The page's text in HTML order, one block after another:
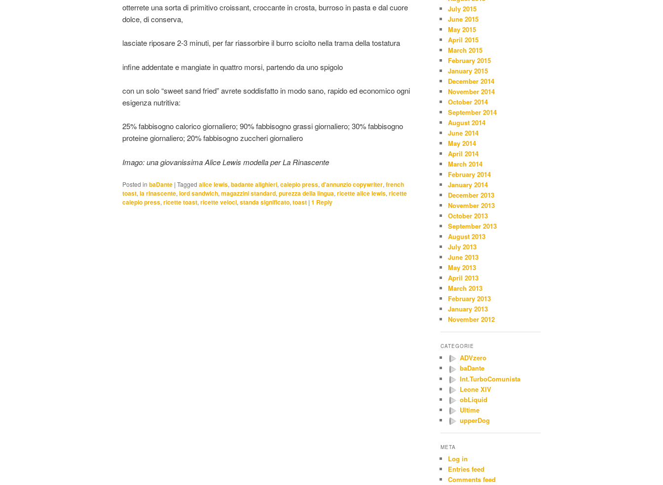
otterrete una sorta di primitivo croissant, croccante in crosta, burroso in pasta e dal cuore
dolce, di conserva,
lasciate riposare 2-3 minuti, per far riassorbire il burro sciolto nella trama della tostatura
infine addentate e mangiate in quattro morsi, partendo da uno spigolo
con un solo “sweet sand fried” avrete soddisfatto in modo sano, rapido ed economico ogni
esigenza nutritiva:
25% fabbisogno calorico giornaliero; 90% fabbisogno grassi giornaliero; 30% fabbisogno
proteine giornaliero; 20% fabbisogno zuccheri giornaliero
Imago: una giovanissima Alice Lewis modella per La Rinascente
Posted in baDante | Tagged alice lewis, badante alighieri, calepio press, d'annunzio copywriter, french
toast, la rinascente, lord sandwich, magazzini standard, purezza della lingua, ricette alice lewis, ricette
calepio press, ricette toast, ricette veloci, standa significato, toast | 1 Reply
July 2015
June 2015
May 2015
April 2015
March 2015
February 2015
January 2015
December 2014
November 2014
October 2014
September 2014
August 2014
June 2014
May 2014
April 2014
March 2014
February 2014
January 2014
December 2013
November 2013
October 2013
September 2013
August 2013
July 2013
June 2013
May 2013
April 2013
March 2013
February 2013
January 2013
November 2012
CATEGORIE
ADVzero
baDante
Int.TurboComunista
Leone XIV
obLiquid
Ultime
upperDog
META
Log in
Entries feed
Comments feed